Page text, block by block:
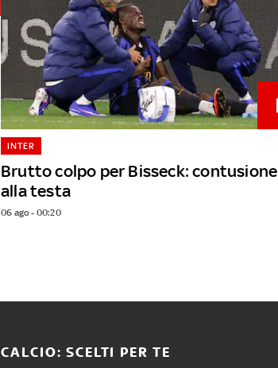
Brutto colpo per Bisseck: contusione
alla testa
INTER
06 ago - 00:20
CALCIO: SCELTI PER TE